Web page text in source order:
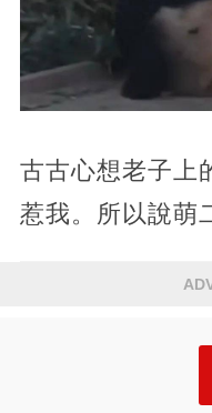
古古心想老子上
惹我。所以說萌